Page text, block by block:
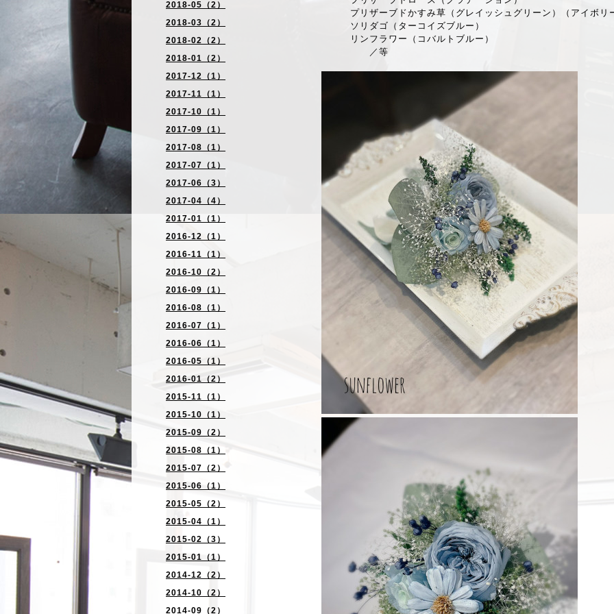
2018-05（2）
2018-03（2）
2018-02（2）
2018-01（2）
2017-12（1）
2017-11（1）
2017-10（1）
2017-09（1）
2017-08（1）
2017-07（1）
2017-06（3）
2017-04（4）
2017-01（1）
2016-12（1）
2016-11（1）
2016-10（2）
2016-09（1）
2016-08（1）
2016-07（1）
2016-06（1）
2016-05（1）
2016-01（2）
2015-11（1）
2015-10（1）
2015-09（2）
2015-08（1）
2015-07（2）
2015-06（1）
2015-05（2）
2015-04（1）
2015-02（3）
2015-01（1）
2014-12（2）
2014-10（2）
2014-09（2）
プリザーブドかすみ草（グレイッシュグリーン）（アイボリ
ソリダゴ（ターコイズブルー）
リンフラワー（コバルトブルー）
／等